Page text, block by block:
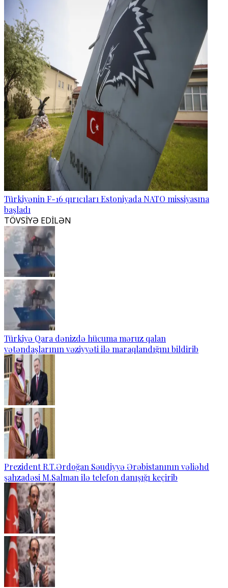
Türkiyənin F-16 qırıcıları Estoniyada NATO missiyasına
başladı
TÖVSİYƏ EDİLƏN
Türkiyə Qara dənizdə hücuma məruz qalan
vətəndaşlarının vəziyyəti ilə maraqlandığını bildirib
Prezident R.T.Ərdoğan Səudiyyə Ərəbistanının vəliəhd
şahzadəsi M.Salman ilə telefon danışığı keçirib